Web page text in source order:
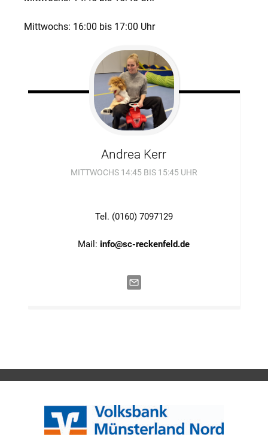
Mittwochs: 16:00 bis 17:00 Uhr
Andrea Kerr
MITTWOCHS 14:45 BIS 15:45 UHR
Tel. (0160) 7097129
Mail:info@sc-reckenfeld.de